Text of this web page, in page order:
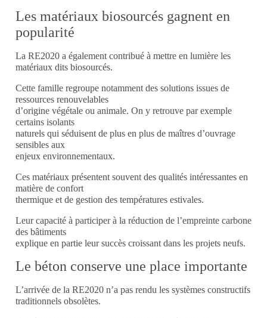
Les matériaux biosourcés gagnent en
popularité
La RE2020 a également contribué à mettre en lumière les
matériaux dits biosourcés.
Cette famille regroupe notamment des solutions issues de
ressources renouvelables
d’origine végétale ou animale. On y retrouve par exemple
certains isolants
naturels qui séduisent de plus en plus de maîtres d’ouvrage
sensibles aux
enjeux environnementaux.
Ces matériaux présentent souvent des qualités intéressantes en
matière de confort
thermique et de gestion des températures estivales.
Leur capacité à participer à la réduction de l’empreinte carbone
des bâtiments
explique en partie leur succès croissant dans les projets neufs.
Le béton conserve une place importante
L’arrivée de la RE2020 n’a pas rendu les systèmes constructifs
traditionnels obsolètes.